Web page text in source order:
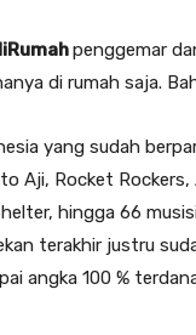
penggemar
di rumah saja.
yang sudah
Aji, Rocket
hingga 66
terakhir justru
angka 100 %